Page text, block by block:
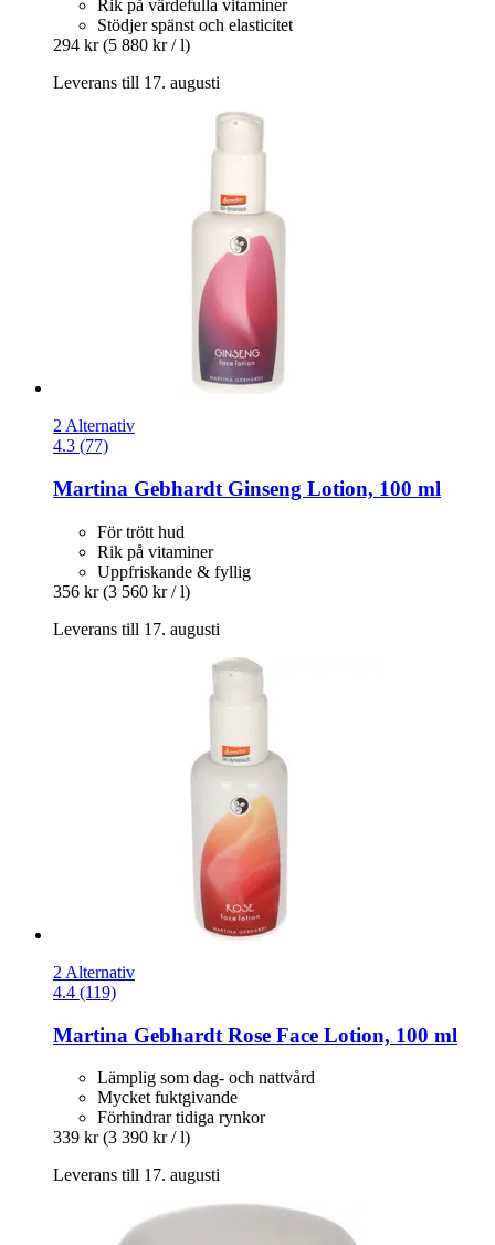
Rik på värdefulla vitaminer
Stödjer spänst och elasticitet
294 kr (5 880 kr / l)
Leverans till 17. augusti
2 Alternativ
4.3 (77)
Martina Gebhardt Ginseng Lotion, 100 ml
För trött hud
Rik på vitaminer
Uppfriskande & fyllig
356 kr (3 560 kr / l)
Leverans till 17. augusti
2 Alternativ
4.4 (119)
Martina Gebhardt Rose Face Lotion, 100 ml
Lämplig som dag- och nattvård
Mycket fuktgivande
Förhindrar tidiga rynkor
339 kr (3 390 kr / l)
Leverans till 17. augusti